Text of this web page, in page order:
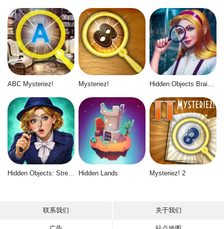
ABC Mysteriez! Mysteriez!
Hidden Objects: Street of Secrets Hidden Lands Mysteriez! 2
联系我们 关于我们